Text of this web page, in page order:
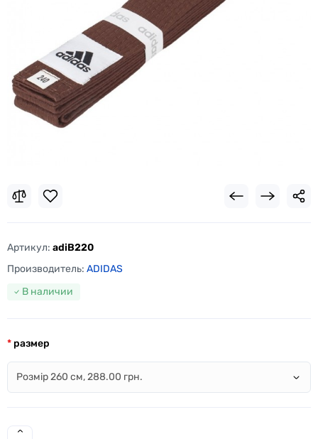
Артикул: adiB220
Производитель: ADIDAS
В наличии
размер